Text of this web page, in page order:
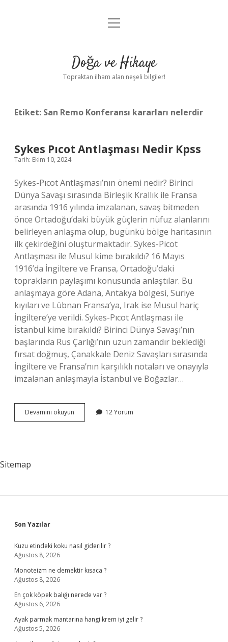
Anasayfa
Yasal Uyarı
menüyü
Doğa ve Hikaye
Topraktan ilham alan neşeli bilgiler!
Etiket: San Remo Konferansı kararları nelerdir
Sykes Pıcot Antlaşması Nedir Kpss
Tarih: Ekim 10, 2024
Sykes-Pıcot Antlaşması’nın önemi nedir? Birinci
Dünya Savaşı sırasında Birleşik Krallık ile Fransa
arasında 1916 yılında imzalanan, savaş bitmeden
önce Ortadoğu’daki büyük güçlerin nüfuz alanlarını
belirleyen anlaşma olup, bugünkü bölge haritasının
ilk çekirdeğini oluşturmaktadır. Sykes-Picot
Antlaşması ile Musul kime bırakıldı? 16 Mayıs
1916’da İngiltere ve Fransa, Ortadoğu’daki
toprakların paylaşımı konusunda anlaştılar. Bu
anlaşmaya göre Adana, Antakya bölgesi, Suriye
kıyıları ve Lübnan Fransa’ya, Irak ise Musul hariç
İngiltere’ye verildi. Sykes-Pıcot Antlaşması ile
İstanbul kime bırakıldı? Birinci Dünya Savaşı’nın
başlarında Rus Çarlığı’nın uzun zamandır beklediği
fırsat doğmuş, Çanakkale Deniz Savaşları sırasında
İngiltere ve Fransa’nın karşılıklı notaları ve onayıyla
imzalanan anlaşmayla İstanbul ve Boğazlar…
Devamını okuyun
Pıcot
12 Yorum
Sitemap
Sidebar
Son Yazılar
Kuzu etindeki koku nasıl giderilir ?
Ağustos 8, 2026
Monoteizm ne demektir kısaca ?
Ağustos 8, 2026
En çok köpek balığı nerede var ?
Ağustos 6, 2026
Ayak parmak mantarına hangi krem iyi gelir ?
Ağustos 5, 2026